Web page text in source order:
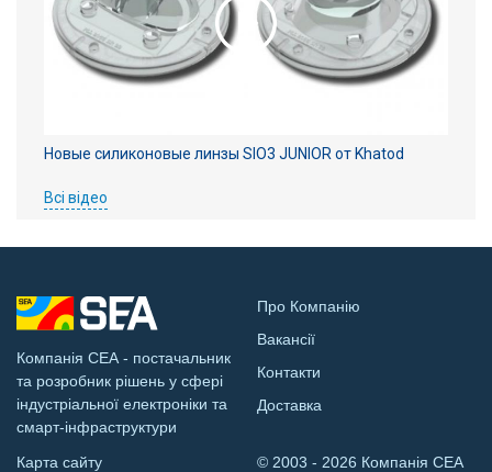
Новые силиконовые линзы SIO3 JUNIOR от Khatod
Всі відео
Компанія СЕА - постачальник
та розробник рішень у сфері
індустріальної електроніки та
смарт-інфраструктури
Про Компанію
Вакансії
Контакти
Доставка
Карта сайту © 2003 - 2026 Компанія СЕА